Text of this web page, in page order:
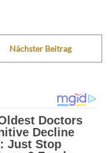
Nächster Beitrag